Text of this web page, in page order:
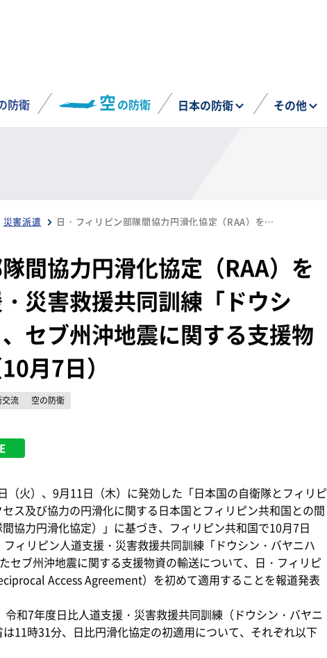
防衛 空の防衛 日本の防衛 その他
災害派遣 日・フィリピン部隊間協力円滑化協定（RAA）を初適用 人道支援・災害救援共同訓練「ドウシン・バヤニハン」、セブ州沖地震に関する支援物資輸送を実施へ（10月7日）
間協力円滑化協定（RAA）を
災害救援共同訓練「ドウシ
セブ州沖地震に関する支援物
月7日）
交流
空の防衛
火）、9月11日（木）に発効した「日本国の自衛隊とフィリピ
ス及び協力の円滑化に関する日本国とフィリピン共和国との間
協力円滑化協定）」に基づき、フィリピン共和国で10月7日
フィリピン人道支援・災害救援共同訓練「ドウシン・バヤニハ
セブ州沖地震に関する支援物資の輸送について、日・フィリピ
Access Agreement）を初めて適用することを報道発表
和7年度日比人道支援・災害救援共同訓練（ドウシン・バヤニ
11時31分、日比円滑化協定の初適用について、それぞれ以下